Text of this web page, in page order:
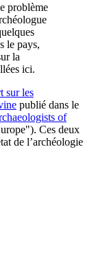
problème
le pays,
la
ici.
sur les
publié dans le
of
Ces deux
de l’archéologie